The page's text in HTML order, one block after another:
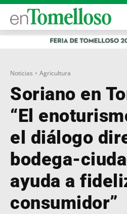
Noticias Agricultura
Soriano en
“El
el diálogo
bodega-
ayuda a
consumidor”